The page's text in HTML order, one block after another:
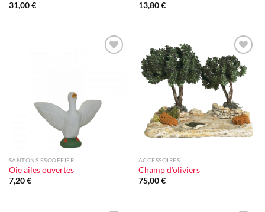
31,00€
13,80€
SANTONS ESCOFFIER
Oie ailes ouvertes
7,20€
Ajouter
à la liste
d'envie
ACCESSOIRES
Champ d’oliviers
75,00€